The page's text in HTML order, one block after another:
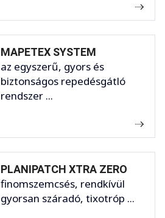
MAPETEX SYSTEM
az egyszerű, gyors és
biztonságos repedésgátló
rendszer ...
PLANIPATCH XTRA ZERO
finomszemcsés, rendkívül
gyorsan száradó, tixotróp ...